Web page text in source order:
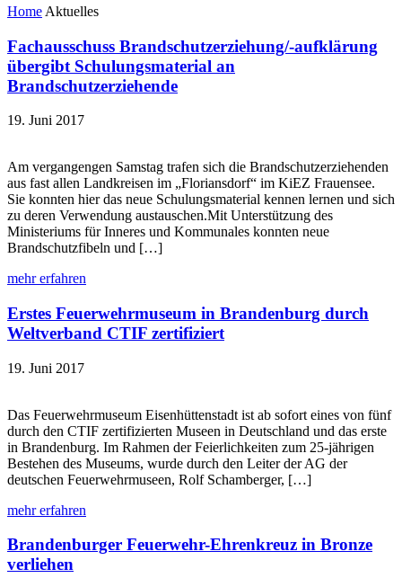
Home Aktuelles
Fachausschuss Brandschutzerziehung/-aufklärung
übergibt Schulungsmaterial an
Brandschutzerziehende
19. Juni 2017
Am vergangengen Samstag trafen sich die Brandschutzerziehenden
aus fast allen Landkreisen im „Floriansdorf“ im KiEZ Frauensee.
Sie konnten hier das neue Schulungsmaterial kennen lernen und sich
zu deren Verwendung austauschen.Mit Unterstützung des
Ministeriums für Inneres und Kommunales konnten neue
Brandschutzfibeln und […]
mehr erfahren
Erstes Feuerwehrmuseum in Brandenburg durch
Weltverband CTIF zertifiziert
19. Juni 2017
Das Feuerwehrmuseum Eisenhüttenstadt ist ab sofort eines von fünf
durch den CTIF zertifizierten Museen in Deutschland und das erste
in Brandenburg. Im Rahmen der Feierlichkeiten zum 25-jährigen
Bestehen des Museums, wurde durch den Leiter der AG der
deutschen Feuerwehrmuseen, Rolf Schamberger, […]
mehr erfahren
Brandenburger Feuerwehr-Ehrenkreuz in Bronze
verliehen